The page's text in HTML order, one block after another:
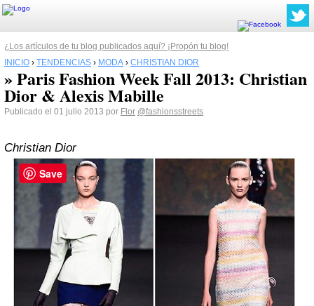
¿Los artículos de tu blog publicados aquí? ¡Propón tu blog!
INICIO › TENDENCIAS › MODA › CHRISTIAN DIOR
» Paris Fashion Week Fall 2013: Christian
Dior & Alexis Mabille
Publicado el 01 julio 2013 por Flor @fashionsstreets
Christian Dior
Save